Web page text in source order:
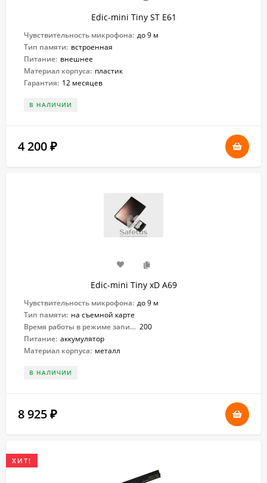
Edic-mini Tiny ST E61
Чувствительность микрофона: до 9 м
Тип памяти: встроенная
Питание: внешнее
Материал корпуса: пластик
Гарантия: 12 месяцев
В НАЛИЧИИ
4 200 ₽
Edic-mini Tiny xD A69
Чувствительность микрофона: до 9 м
Тип памяти: на съемной карте
Время работы в режиме записи: 200
Питание: аккумулятор
Материал корпуса: металл
В НАЛИЧИИ
8 925 ₽
ХИТ!